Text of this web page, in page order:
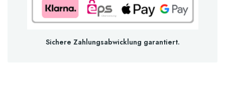
Sichere Zahlungsabwicklung garantiert.